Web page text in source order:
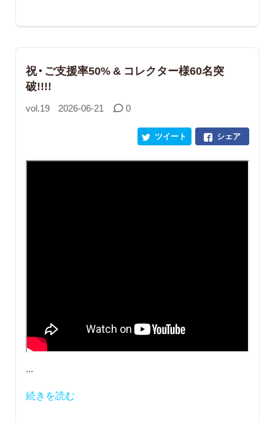
祝・ご支援率50% & コレクター様60名突
破!!!!
vol.19 2026-06-21 0
シェア
ツイート
...
続きを読む